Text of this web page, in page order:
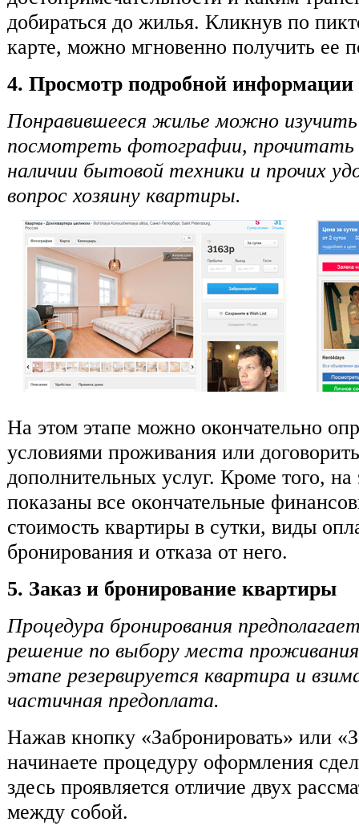
добираться до жилья. Кликнув по
карте, можно мгновенно получить ее
4. Просмотр подробной информации
Понравившееся жилье можно изучить
посмотреть фотографии, прочитать
наличии бытовой техники и прочих
вопрос хозяину квартиры.
На этом этапе можно окончательно
условиями проживания или
дополнительных услуг. Кроме того, на
показаны все окончательные
стоимость квартиры в сутки, виды
бронирования и отказа от него.
5. Заказ и бронирование квартиры
Процедура бронирования
решение по выбору места
этапе резервируется квартира и
частичная предоплата.
Нажав кнопку «Забронировать» или
начинаете процедуру оформления
здесь проявляется отличие двух
между собой.